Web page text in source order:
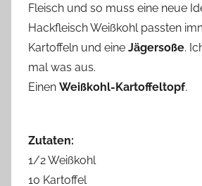
Fleisch und so muss eine neue
Hackfleisch Weißkohl passten
Kartoffeln und eine Jägersoße.
mal was aus.
Einen Weißkohl-Kartoffeltopf.
Zutaten:
1/2 Weißkohl
10 Kartoffel